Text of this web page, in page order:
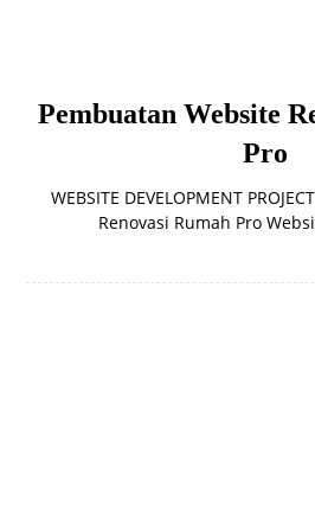
Pembuatan Website
Pro
WEBSITE DEVELOPMENT
Renovasi Rumah Pro